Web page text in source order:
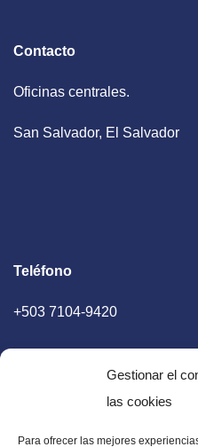
Gestionar el
las cookies
Para ofrecer las mejores
Contacto
Oficinas centrales.
San Salvador, El Salvador
Teléfono
+503 7104-9420